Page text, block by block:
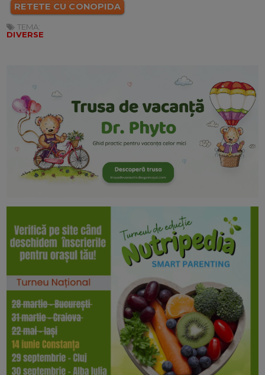
RETETE CU CONOPIDA
TEMA:
DIVERSE